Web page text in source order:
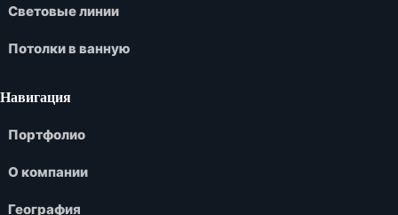
Световые линии
Потолки в ванную
Навигация
Портфолио
О компании
География